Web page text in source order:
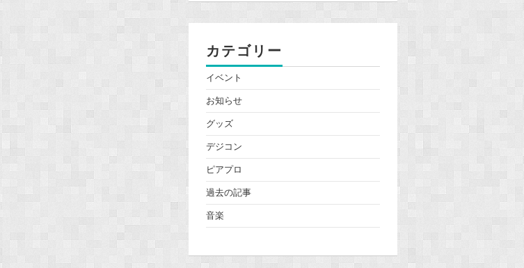
カテゴリー
イベント
お知らせ
グッズ
デジコン
ピアプロ
過去の記事
音楽